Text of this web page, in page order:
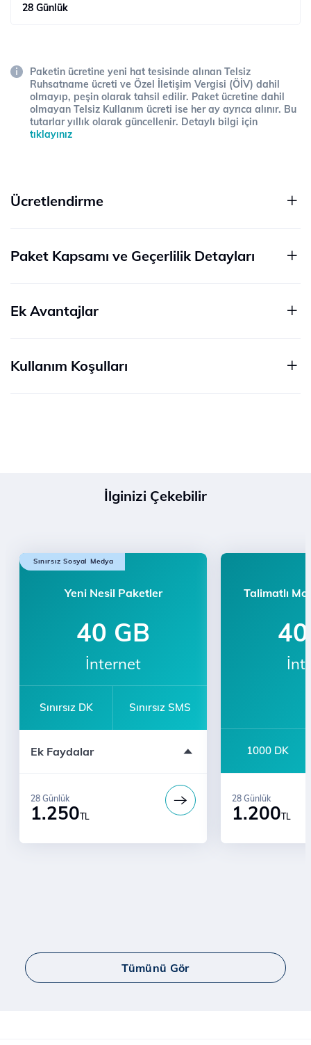
28 Günlük
Paketin ücretine yeni hat tesisinde alınan Telsiz
Ruhsatname ücreti ve Özel İletişim Vergisi (ÖİV) dahil
olmayıp, peşin olarak tahsil edilir. Paket ücretine dahil
olmayan Telsiz Kullanım ücreti ise her ay ayrıca alınır. Bu
tutarlar yıllık olarak güncellenir. Detaylı bilgi için
tıklayınız
Ücretlendirme
Paket Kapsamı ve Geçerlilik Detayları
Ek Avantajlar
Kullanım Koşulları
İlginizi Çekebilir
Sınırsız Sosyal Medya
Yeni Nesil Paketler
40 GB
İnternet
Sınırsız DK Sınırsız SMS
Ek Faydalar
3 Ay Ücretsiz YouTube Premium
6 Ay Hediye Muud Premium
Sınırsız Konuşma
1.250TL
28 Günlük
Talimatlı
1000 DK
1.200TL
28 Günlük
Tümünü Gör